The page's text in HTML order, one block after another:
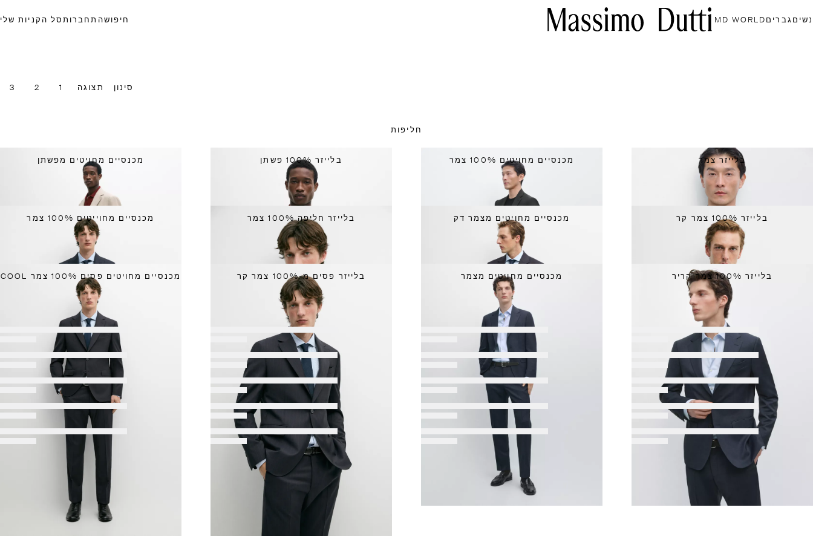
נשים גברים MD WORLD חיפושהתחברותסל הקניות שלי
סינון תצוגה 1
2
3
חליפות
בלייזר צמר מכנסיים מחויטים 100% צמר בלייזר 100% פשתן מכנסיים מחויטים מפשתן
בלייזר 100% צמר קר מכנסיים מחויטים מצמר דק בלייזר חליפה 100% צמר מכנסיים מחוייטים 100% צמר
בלייזר 100% צמר קריר מכנסיים מחויטים מצמר בלייזר פסים מ-100% צמר קר מכנסיים מחויטים פסים 100% צמר COOL